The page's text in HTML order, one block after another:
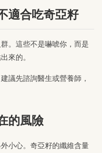
適合吃奇亞籽
。這些不是嚇唬你，而是
來的。
議先諮詢醫生或營養師，
的風險
小心。奇亞籽的纖維含量